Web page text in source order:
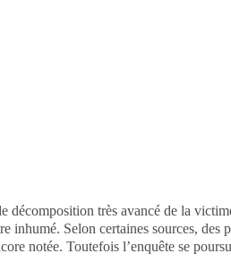
décomposition très avancé de la
inhumé. Selon certaines sources, des
notée. Toutefois l’enquête se